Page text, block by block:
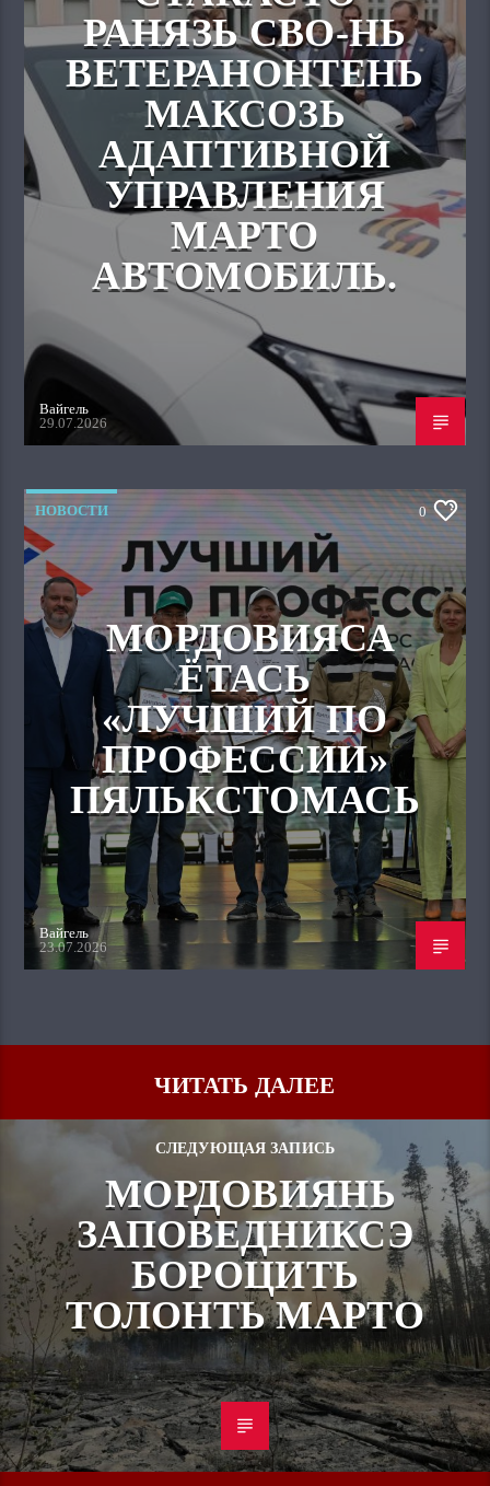
РАНЯЗЬ СВО-НЬ
ВЕТЕРАНОНТЕНЬ
МАКСОЗЬ
АДАПТИВНОЙ
УПРАВЛЕНИЯ
МАРТО
АВТОМОБИЛЬ.
Вайгель
29.07.2026
НОВОСТИ 0
МОРДОВИЯСА
ЁТАСЬ
«ЛУЧШИЙ ПО
ПРОФЕССИИ»
ПЯЛЬКСТОМАСЬ
Вайгель
23.07.2026
ЧИТАТЬ ДАЛЕЕ
СЛЕДУЮЩАЯ ЗАПИСЬ
МОРДОВИЯНЬ
ЗАПОВЕДНИКСЭ
БОРОЦИТЬ
ТОЛОНТЬ МАРТО